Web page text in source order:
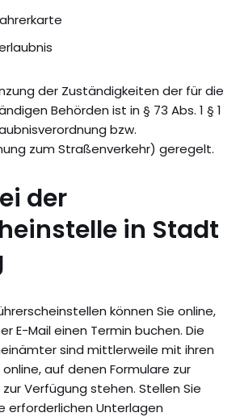
der Zuständigkeiten der für die
Behörden ist in § 73 Abs. 1 § 1
bzw.
zum Straßenverkehr) geregelt.
der
in Stadt
können Sie online,
E-Mail einen Termin buchen. Die
sind mittlerweile mit ihren
auf denen Formulare zur
Verfügung stehen. Stellen Sie
erforderlichen Unterlagen